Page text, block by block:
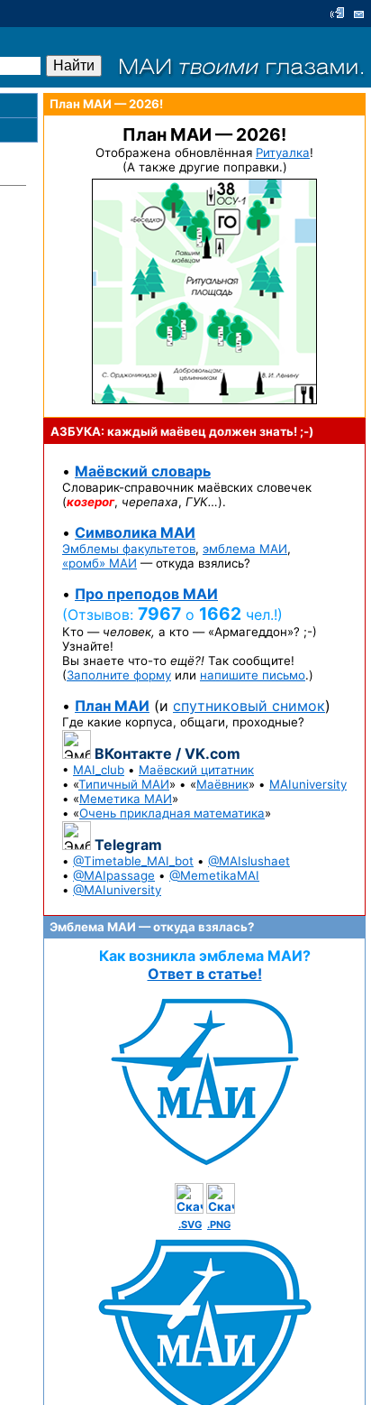
План МАИ — 2026!
План МАИ — 2026!
Отображена обновлённая Ритуалка!
(А также другие поправки.)
АЗБУКА: каждый маёвец должензнать! ;-)
• Маёвский словарь
Словарик-справочник маёвских словечек
(козерог, черепаха, ГУК…).
• Символика МАИ
Эмблемы факультетов, эмблема МАИ,
«ромб» МАИ — откуда взялись?
• Про преподов МАИ
(Отзывов: 7967 о 1662 чел.!)
Кто — человек, а кто — «Армагеддон»? ;-)
Узнайте!
Вы знаете что-то ещё?! Так сообщите!
(Заполните форму или напишите письмо.)
• План МАИ (и спутниковый снимок)
Где какие корпуса, общаги, проходные?
ВКонтакте / VK.com
• MAI_club • Маёвский цитатник
• «Типичный МАИ» • «Маёвник» • MAIuniversity
• «Меметика МАИ»
• «Очень прикладная математика»
Telegram
• @Timetable_MAI_bot • @MAIslushaet
• @MAIpassage • @MemetikaMAI
• @MAIuniversity
Эмблема МАИ — откуда взялась?
Как возникла эмблема МАИ?
Ответ в статье!
.SVG .PNG